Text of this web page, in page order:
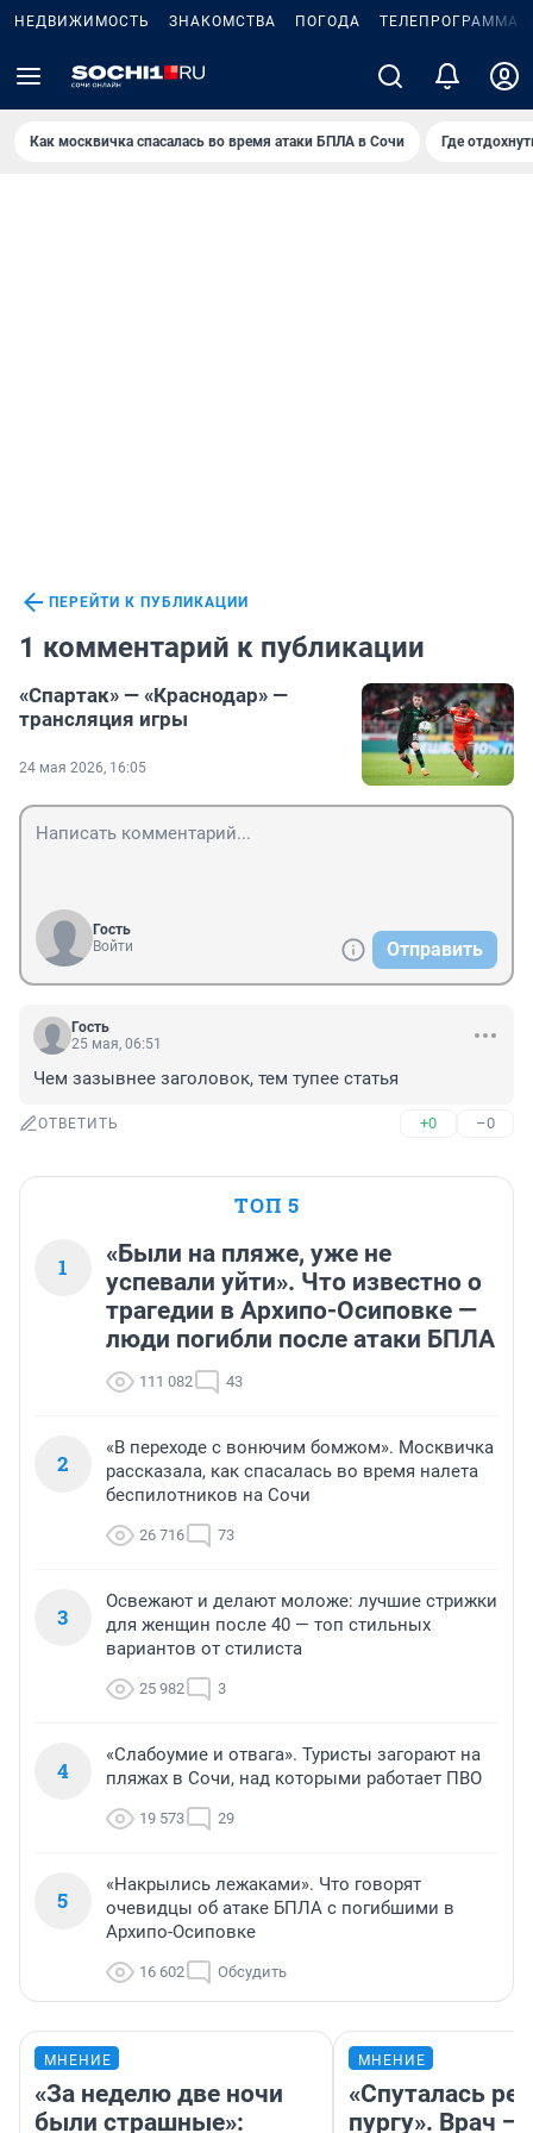
НЕДВИЖИМОСТЬ ЗНАКОМСТВА ПОГОДА ТЕЛЕПРОГРАММА
Как москвичка спасалась во время атаки БПЛА в Сочи Где
ПЕРЕЙТИ К ПУБЛИКАЦИИ
1 комментарий к публикации
«Спартак» — «Краснодар» —
трансляция игры
24 мая 2026, 16:05
Гость
Войти
Отправить
Гость
25 мая, 06:51
Чем зазывнее заголовок, тем тупее статья
ОТВЕТИТЬ +0 –0
ТОП 5
1
«Были на пляже, уже не
успевали уйти». Что известно о
трагедии в Архипо-Осиповке —
люди погибли после атаки БПЛА
111 082 43
2
«В переходе с вонючим бомжом». Москвичка
рассказала, как спасалась во время налета
беспилотников на Сочи
26 716 73
3
Освежают и делают моложе: лучшие стрижки
для женщин после 40 — топ стильных
вариантов от стилиста
25 982 3
4
«Слабоумие и отвага». Туристы загорают на
пляжах в Сочи, над которыми работает ПВО
19 573 29
5
«Накрылись лежаками». Что говорят
очевидцы об атаке БПЛА с погибшими в
Архипо-Осиповке
16 602 Обсудить
МНЕНИЕ
«За неделю две ночи
были страшные»:
МНЕНИЕ
«Спуталась
пургу». Врач —